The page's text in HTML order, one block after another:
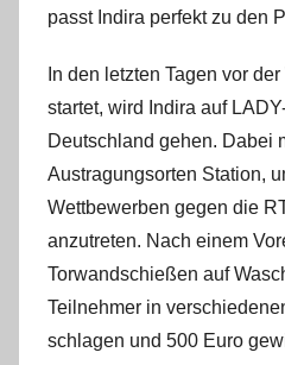
passt Indira perfekt zu den
In den letzten Tagen vor
startet, wird Indira auf
Deutschland gehen. Dabei
Austragungsorten Station,
Wettbewerben gegen die
anzutreten. Nach einem
Torwandschießen auf
Teilnehmer in
schlagen und 500 Euro